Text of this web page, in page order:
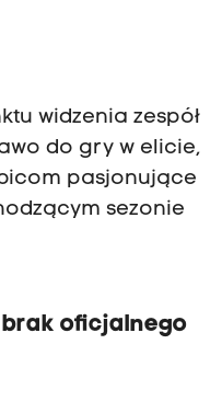
widzenia zespół
do gry w elicie,
pasjonujące
sezonie
oficjalnego